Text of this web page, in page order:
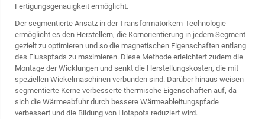
Fertigungsgenauigkeit ermöglicht.
Der segmentierte Ansatz in der Transformatorkern-Technologie
ermöglicht es den Herstellern, die Kornorientierung in jedem Segment
gezielt zu optimieren und so die magnetischen Eigenschaften entlang
des Flusspfads zu maximieren. Diese Methode erleichtert zudem die
Montage der Wicklungen und senkt die Herstellungskosten, die mit
speziellen Wickelmaschinen verbunden sind. Darüber hinaus weisen
segmentierte Kerne verbesserte thermische Eigenschaften auf, da
sich die Wärmeabfuhr durch bessere Wärmeableitungspfade
verbessert und die Bildung von Hotspots reduziert wird.